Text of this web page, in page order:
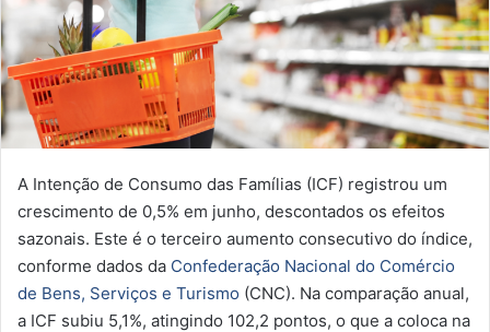
A Intenção de Consumo das Famílias (ICF) registrou um
crescimento de 0,5% em junho, descontados os efeitos
sazonais. Este é o terceiro aumento consecutivo do índice,
conforme dados da Confederação Nacional do Comércio
de Bens, Serviços e Turismo (CNC). Na comparação anual,
a ICF subiu 5,1%, atingindo 102,2 pontos, o que a coloca na